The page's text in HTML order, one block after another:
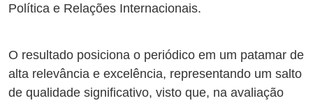
Política e Relações Internacionais.
O resultado posiciona o periódico em um patamar de
alta relevância e excelência, representando um salto
de qualidade significativo, visto que, na avaliação